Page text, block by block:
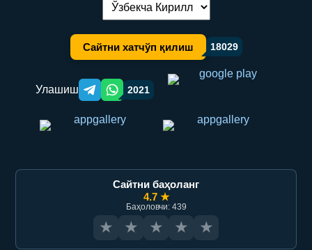
Тилни алмаштириш:
Сайтни хатчўп қилиш 18029
Улашиш Telegram orqali ulashish
WhatsApp orqali ulashish
2021
Сайтни баҳоланг
4.7 ★
Баҳоловчи: 439
★ ★ ★ ★ ★